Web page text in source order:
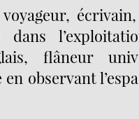
flâneur
observant